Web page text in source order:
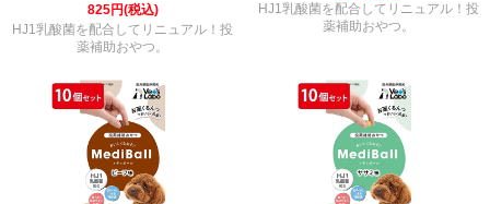
825円(税込)
HJ1乳酸菌を配合してリニュアル！投
薬補助おやつ。
HJ1乳酸菌を配合してリニュアル！投
薬補助おやつ。